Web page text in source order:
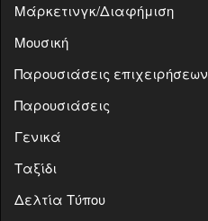
Μάρκετινγκ/Διαφήμιση
Μουσική
Παρουσιάσεις επιχειρήσεων
Παρουσιάσεις
Γενικά
Ταξίδι
Δελτία Τύπου